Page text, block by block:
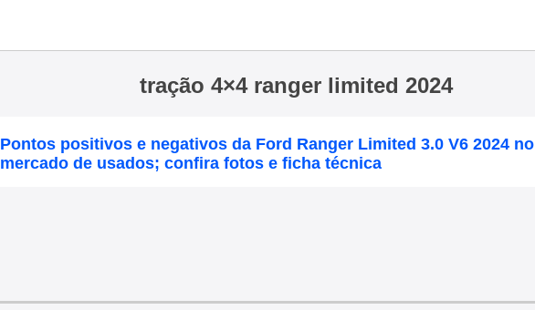
tração 4×4 ranger limited 2024
Pontos positivos e negativos da Ford Ranger Limited 3.0 V6 2024 no
mercado de usados; confira fotos e ficha técnica